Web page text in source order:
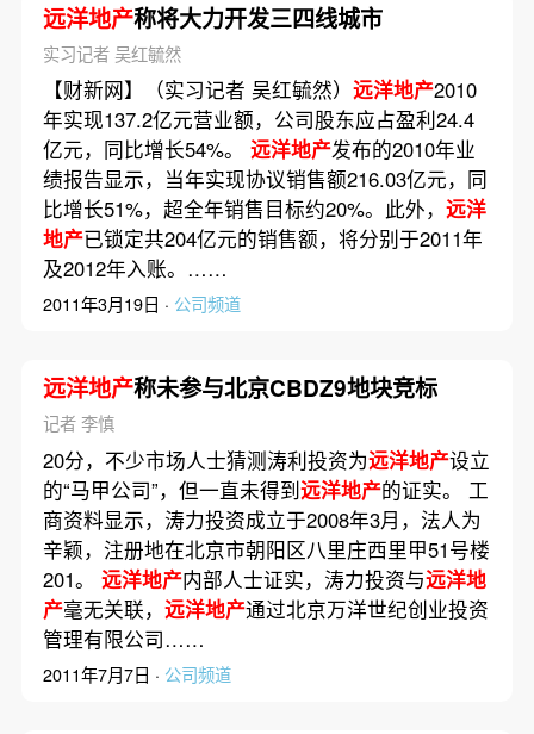
远洋地产称将大力开发三四线城市
实习记者 吴红毓然
【财新网】（实习记者 吴红毓然） 远洋地产2010
年实现137.2亿元营业额，公司股东应占盈利24.4
亿元，同比增长54%。 远洋地产发布的2010年业
绩报告显示，当年实现协议销售额216.03亿元，同
比增长51%，超全年销售目标约20%。此外， 远洋
地产已锁定共204亿元的销售额，将分别于2011年
及2012年入账。……
2011年3月19日 · 公司频道
远洋地产称未参与北京CBDZ9地块竞标
记者 李慎
20分，不少市场人士猜测涛利投资为远洋地产设立
的“马甲公司”，但一直未得到远洋地产的证实。 工
商资料显示，涛力投资成立于2008年3月，法人为
辛颖，注册地在北京市朝阳区八里庄西里甲51号楼
201。 远洋地产内部人士证实，涛力投资与远洋地
产毫无关联， 远洋地产通过北京万洋世纪创业投资
管理有限公司……
2011年7月7日 · 公司频道